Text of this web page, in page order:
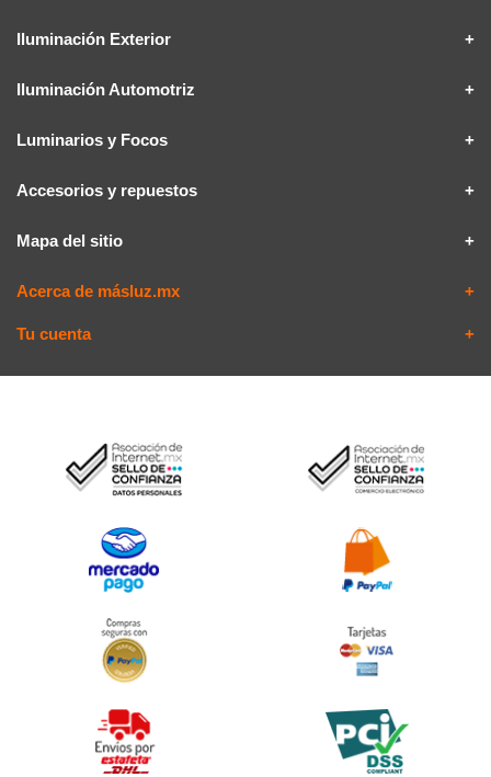
Iluminación Exterior
Iluminación Automotriz
Luminarios y Focos
Accesorios y repuestos
Mapa del sitio
Acerca de másluz.mx
Tu cuenta